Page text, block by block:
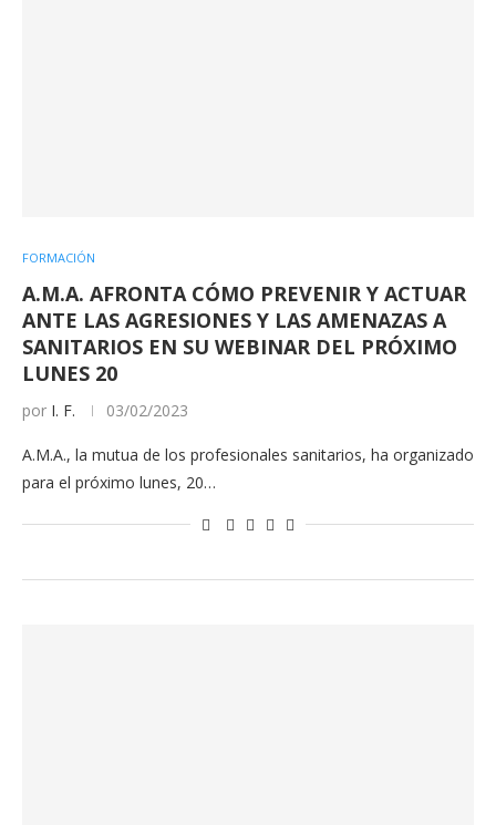
FORMACIÓN
A.M.A. AFRONTA CÓMO PREVENIR Y ACTUAR
ANTE LAS AGRESIONES Y LAS AMENAZAS A
SANITARIOS EN SU WEBINAR DEL PRÓXIMO
LUNES 20
por I. F. 03/02/2023
A.M.A., la mutua de los profesionales sanitarios, ha organizado
para el próximo lunes, 20…